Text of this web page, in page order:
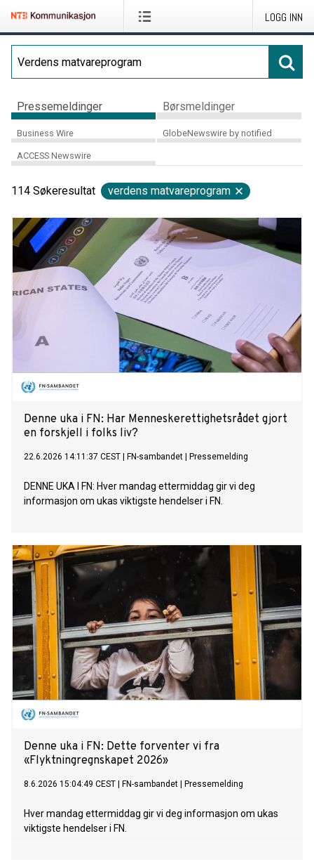
LOGG INN
Pressemeldinger Børsmeldinger
Business Wire GlobeNewswire by notified
ACCESS Newswire
114 Søkeresultat verdens matvareprogram
Denne uka i FN: Har Menneskerettighetsrådet gjort
en forskjell i folks liv?
22.6.2026 14:11:37 CEST FN-sambandet Pressemelding
DENNE UKA I FN: Hver mandag ettermiddag gir vi deg
informasjon om ukas viktigste hendelser i FN.
Denne uka i FN: Dette forventer vi fra
«Flyktningregnskapet 2026»
8.6.2026 15:04:49 CEST FN-sambandet Pressemelding
Hver mandag ettermiddag gir vi deg informasjon om ukas
viktigste hendelser i FN.